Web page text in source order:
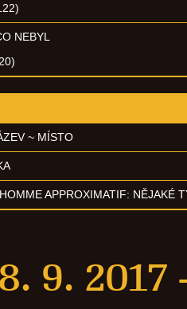
NEBYL
~ MÍSTO
APPROXIMATIF: NĚJAKÉ
9. 2017